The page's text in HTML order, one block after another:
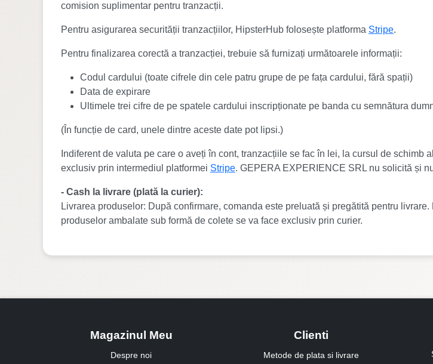
comision suplimentar pentru tranzacții.
Pentru asigurarea securității tranzacțiilor, HipsterHub folosește platforma Stripe.
Pentru finalizarea corectă a tranzacției, trebuie să furnizați următoarele informații:
Codul cardului (toate cifrele din cele patru grupe de pe fața cardului, fără spații)
Data de expirare
Ultimele trei cifre de pe spatele cardului inscripționate pe banda cu semnătura
(În funcție de card, unele dintre aceste date pot lipsi.)
Indiferent de valuta pe care o aveți în cont, tranzacțiile se fac în lei, la cursul de
exclusiv prin intermediul platformei Stripe. GEPERA EXPERIENCE SRL nu solicită și
- Cash la livrare (plată la curier):
Livrarea produselor: După confirmare, comanda este preluată și pregătită pentru livrare.
produselor ambalate sub formă de colete se va face exclusiv prin curier.
Magazinul Meu
Despre noi
Clienti
Metode de plata si livrare